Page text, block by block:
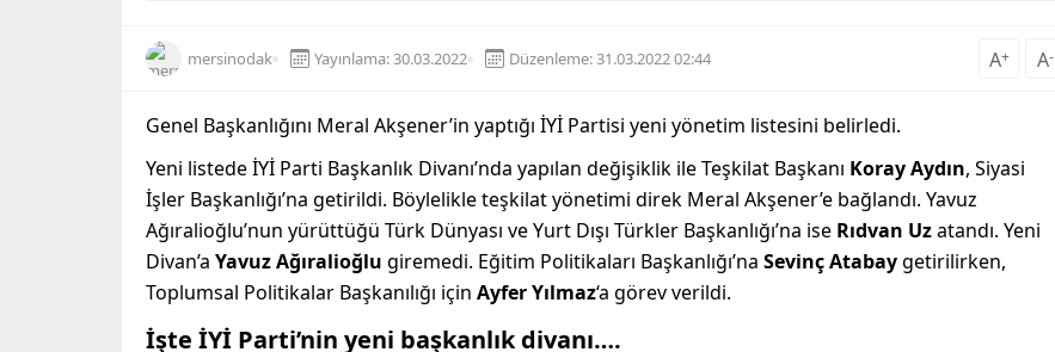
mersinodak Yayınlama: 30.03.2022 Düzenleme: 31.03.2022 02:44 A+ A-
Genel Başkanlığını Meral Akşener’in yaptığı İYİ Partisi yeni yönetim listesini belirledi.
Yeni listede İYİ Parti Başkanlık Divanı’nda yapılan değişiklik ile Teşkilat Başkanı Koray Aydın, Siyasi
İşler Başkanlığı’na getirildi. Böylelikle teşkilat yönetimi direk Meral Akşener’e bağlandı. Yavuz
Ağıralioğlu’nun yürüttüğü Türk Dünyası ve Yurt Dışı Türkler Başkanlığı’na ise Rıdvan Uzatandı. Yeni
Divan’a Yavuz Ağıralioğlu giremedi. Eğitim Politikaları Başkanlığı’na Sevinç Atabaygetirilirken,
Toplumsal Politikalar Başkanılığı için Ayfer Yılmaz‘a görev verildi.
İşte İYİ Parti’nin yeni başkanlık divanı….